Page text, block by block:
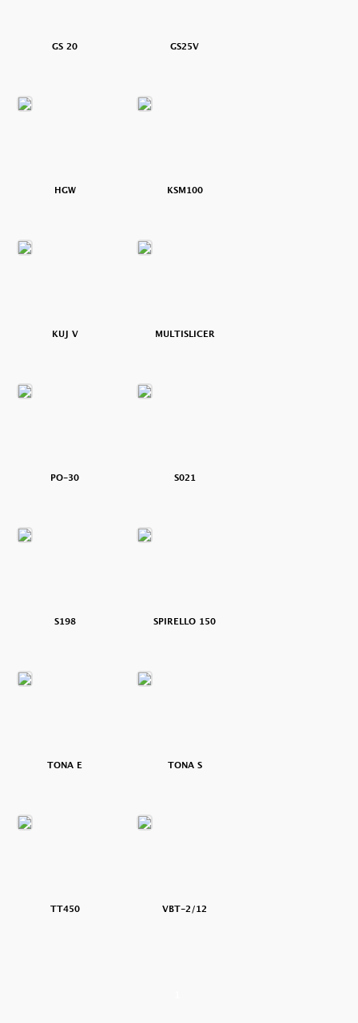
GS 20 GS25V
HGW KSM100
KUJ V MULTISLICER
PO-30 S021
S198 SPIRELLO 150
TONA E TONA S
TT450 VBT-2/12